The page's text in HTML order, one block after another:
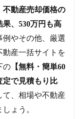
不動産売却価格の
果、530万円も高
例やその他、厳選
動産一括サイトを
の 【無料・簡単60
定で見積もり比
て、相場や不動産
ょう。